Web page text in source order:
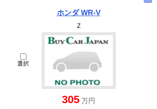
ホンダ WR-V
Z
選択
305 万円